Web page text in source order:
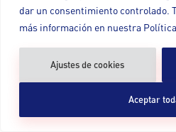
dar un consentimiento controlado.
más información en nuestra
Ajustes de cookies
Aceptar